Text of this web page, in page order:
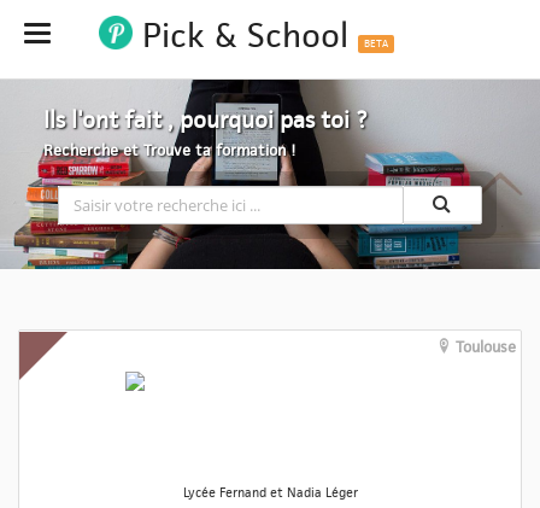
Hide Pick & School BETA
Ils l'ont fait , pourquoi pas toi ?
Recherche et Trouve ta formation !
Toulouse
Lycée Fernand et Nadia Léger